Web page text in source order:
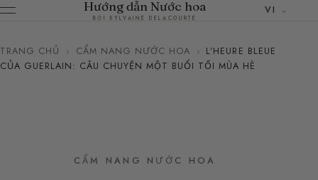
Hướng dẫn Nước hoa
BỞI SYLVAINE DELACOURTE
VI
TRANG CHỦ › CẨM NANG NƯỚC HOA › L’HEURE BLEUE
CỦA GUERLAIN: CÂU CHUYỆN MỘT BUỔI TỐI MÙA HÈ
CẨM NANG NƯỚC HOA